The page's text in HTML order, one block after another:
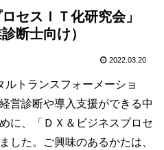
セスＩＴ化研究会」
断士向け）
2022.03.20
トランスフォーメーショ
営診断や導入支援ができる中
に、「ＤＸ＆ビジネスプロセ
した。ご興味のあるかたは、